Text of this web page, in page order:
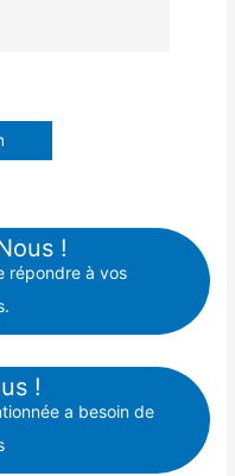
!
répondre à vos
!
a besoin de